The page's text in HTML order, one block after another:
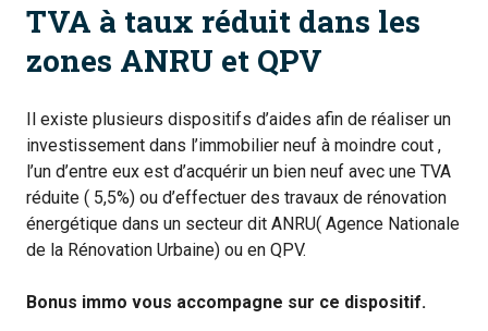
TVA à taux réduit dans les
zones ANRU et QPV
Il existe plusieurs dispositifs d’aides afin de réaliser un
investissement dans l’immobilier neuf à moindre cout ,
l’un d’entre eux est d’acquérir un bien neuf avec une TVA
réduite ( 5,5%) ou d’effectuer des travaux de rénovation
énergétique dans un secteur dit ANRU( Agence Nationale
de la Rénovation Urbaine) ou en QPV.
Bonus immo vous accompagne sur ce dispositif.